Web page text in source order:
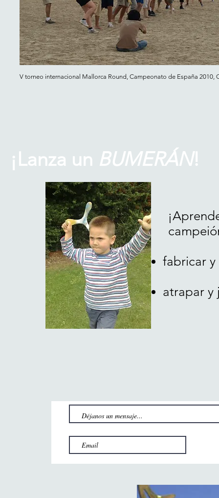
V torneo internacional Mallorca Round, Campeonato de España 2010,
fabricar y
atrapar
¡Lanza un BUMERÁN!